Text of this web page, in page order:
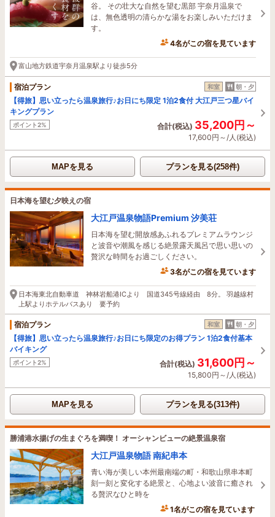
谷。 その壮大な自然を望む黒部 宇奈月温泉で
は、無色透明の清らかな湯をお楽しみいただけま
す。
4名がこの宿を見ています
1時間前に予約されました
富山地方鉄道宇奈月温泉駅より徒歩5分
宿泊プラン 和室 朝・夕
【得旅】思い立ったら温泉旅行♪お日にち限定 1泊2食付 大江戸三つ星バイ
キングプラン
ポイント2% 合計(税込) 35,200円～
17,600円～/人(税込)
MAPを見る プランを見る(258件)
日本海を望む夕映えの宿
大江戸温泉物語Premium 汐美荘
日本海を望む開放感あふれるプレミアムラウンジ
と波音や潮風を感じる絶景露天風呂で思い思いの
贅沢な時間をお過ごしください。
3名がこの宿を見ています
24分前に予約されました
日本海東北自動車道 神林岩船港ICより 国道345号線経由 8分。 羽越線村
上駅よりホテルバスあり 要予約
宿泊プラン 和室 朝・夕
【得旅】思い立ったら温泉旅行♪お日にち限定のお得プラン 1泊2食付基本
バイキング
ポイント2% 合計(税込) 31,600円～
15,800円～/人(税込)
MAPを見る プランを見る(313件)
勝浦港水揚げの生まぐろを満喫！ オーシャンビューの絶景温泉宿
大江戸温泉物語 南紀串本
青い海が美しい本州最南端の町・和歌山県串本町
刻一刻と変化する絶景と、心地よい波音に癒され
る贅沢なひと時を
1名がこの宿を見ています